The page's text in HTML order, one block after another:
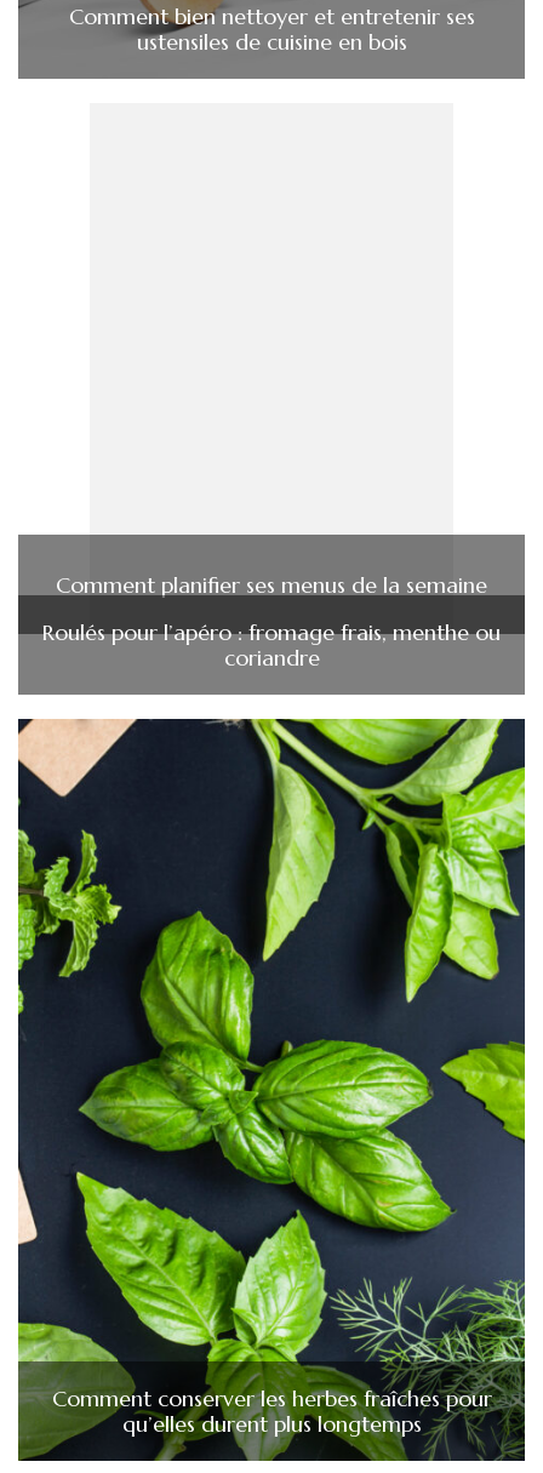
Comment bien nettoyer et entretenir ses
ustensiles de cuisine en bois
Comment planifier ses menus de la semaine
Roulés pour l’apéro : fromage frais, menthe ou
coriandre
Comment conserver les herbes fraîches pour
qu’elles durent plus longtemps